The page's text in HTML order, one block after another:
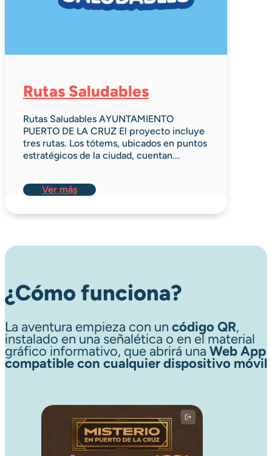
Rutas Saludables
Rutas Saludables AYUNTAMIENTO
PUERTO DE LA CRUZ El proyecto incluye
tres rutas. Los tótems, ubicados en puntos
estratégicos de la ciudad, cuentan...
Ver más
¿Cómo funciona?
La aventura empieza con un código QR,
instalado en una señalética o en el material
gráfico informativo, que abrirá una Web App
compatible con cualquier dispositivo móvil